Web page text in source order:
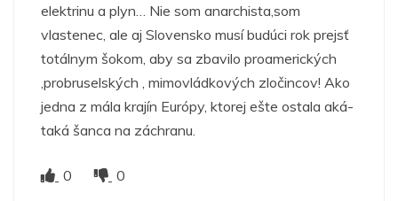
elektrinu a plyn… Nie som anarchista,som
vlastenec, ale aj Slovensko musí budúci rok prejsť
totálnym šokom, aby sa zbavilo proamerických
,probruselských , mimovládkových zločincov! Ako
jedna z mála krajín Európy, ktorej ešte ostala aká-
taká šanca na záchranu.
0 0